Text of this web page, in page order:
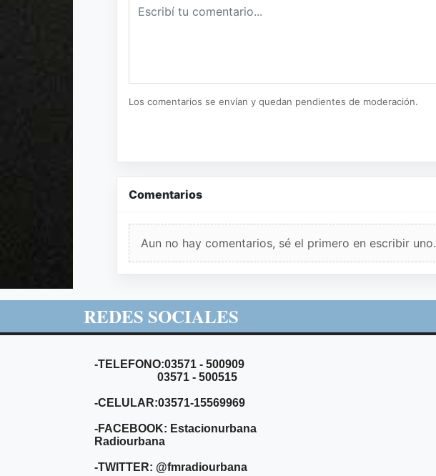
Los comentarios se envían y quedan pendientes de moderación.
Comentarios
Aun no hay comentarios, sé el primero en escribir uno.
REDES SOCIALES
-TELEFONO:03571 - 500909
03571 - 500515
-CELULAR:03571-15569969
-FACEBOOK: Estacionurbana
Radiourbana
-TWITTER: @fmradiourbana